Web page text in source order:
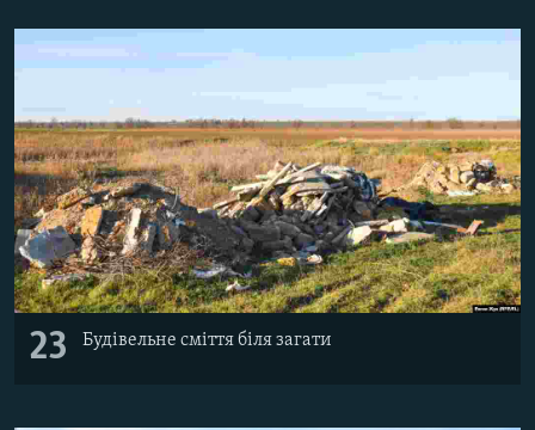
23 Будівельне сміття біля загати